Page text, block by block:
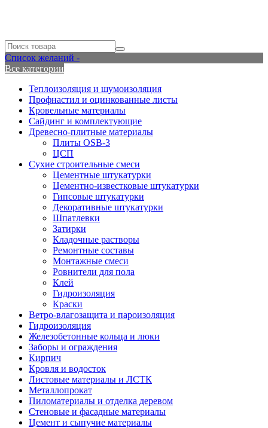
Список желаний -
Все категории
Теплоизоляция и шумоизоляция
Профнастил и оцинкованные листы
Кровельные материалы
Сайдинг и комплектующие
Древесно-плитные материалы
Плиты OSB-3
ЦСП
Сухие строительные смеси
Цементные штукатурки
Цементно-известковые штукатурки
Гипсовые штукатурки
Декоративные штукатурки
Шпатлевки
Затирки
Кладочные растворы
Ремонтные составы
Монтажные смеси
Ровнители для пола
Клей
Гидроизоляция
Краски
Ветро-влагозащита и пароизоляция
Гидроизоляция
Железобетонные кольца и люки
Заборы и ограждения
Кирпич
Кровля и водосток
Листовые материалы и ЛСТК
Металлопрокат
Пиломатериалы и отделка деревом
Стеновые и фасадные материалы
Цемент и сыпучие материалы